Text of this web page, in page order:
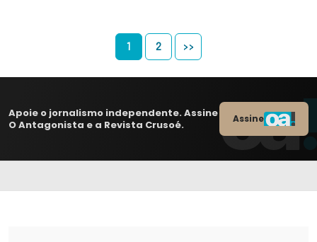
1 2 >>
Apoie o jornalismo independente. Assine
O Antagonista e a Revista Crusoé.
Assine